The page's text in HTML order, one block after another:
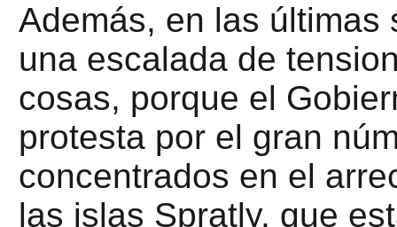
Además, en las últimas
una escalada de
cosas, porque el
protesta por el gran
concentrados en el
las islas Spratly, que